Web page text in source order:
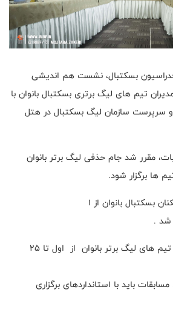
بسکتبال، نشست هم اندیشی
تیم های لیگ برتری بسکتبال بانوان با
سازمان لیگ بسکتبال در هتل
مقرر شد جام حذفی لیگ برتر بانوان
ها برگزار شود.
بسکتبال بانوان از ۱
مبلغ پرداخت ورودی برای تیم های لیگ برتر بانوان از اول تا ۲۵
باید با استانداردهای برگزاری